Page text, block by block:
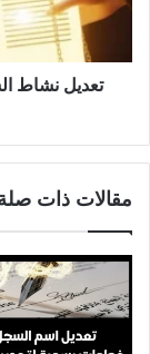
المطلوبة
تعديل نشاط
مقالات ذات